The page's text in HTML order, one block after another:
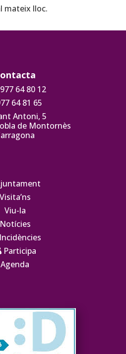
mateix lloc.
64 80 12
64 81 65
Antoni, 5
de Montornès
Visita’ns
Viu-la
Notícies
Incidències
Participa
Agenda